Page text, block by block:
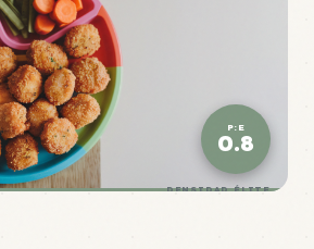
P:E
0.8
DENSIDAD ÉLITE